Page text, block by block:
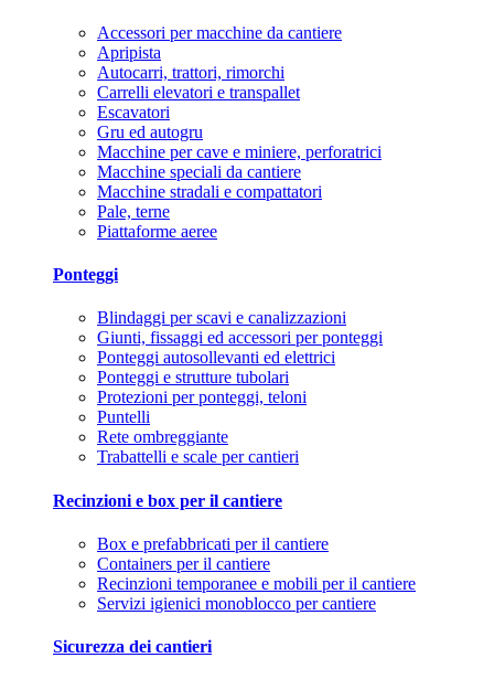
Accessori per macchine da cantiere
Apripista
Autocarri, trattori, rimorchi
Carrelli elevatori e transpallet
Escavatori
Gru ed autogru
Macchine per cave e miniere, perforatrici
Macchine speciali da cantiere
Macchine stradali e compattatori
Pale, terne
Piattaforme aeree
Ponteggi
Blindaggi per scavi e canalizzazioni
Giunti, fissaggi ed accessori per ponteggi
Ponteggi autosollevanti ed elettrici
Ponteggi e strutture tubolari
Protezioni per ponteggi, teloni
Puntelli
Rete ombreggiante
Trabattelli e scale per cantieri
Recinzioni e box per il cantiere
Box e prefabbricati per il cantiere
Containers per il cantiere
Recinzioni temporanee e mobili per il cantiere
Servizi igienici monoblocco per cantiere
Sicurezza dei cantieri